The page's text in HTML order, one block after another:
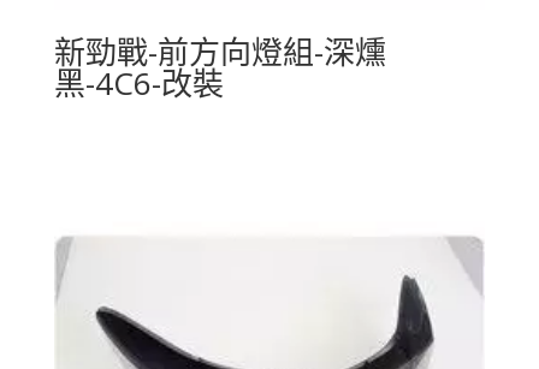
新勁戰-前方向燈組-深燻
黑-4C6-改裝